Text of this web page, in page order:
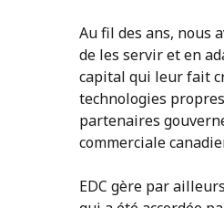
Au fil des ans, nous
de les servir et en
capital qui leur fait
technologies
partenaires
commerciale
EDC gère par